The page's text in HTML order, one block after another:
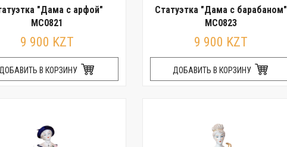
"Дама с арфой"
MC0821
9 900 KZT
В КОРЗИНУ
Статуэтка "Дама с барабаном"
MC0823
9 900 KZT
ДОБАВИТЬ В КОРЗИНУ